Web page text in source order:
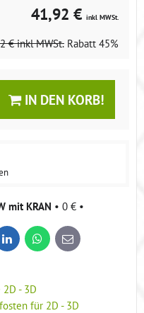
41,92 € inkl MWSt.
€inkl MWSt. Rabatt 45%
IN DEN KORB!
mit KRAN • 0 € •
LinkedInWhatsApp
E-
mail
- 3D
für 2D - 3D